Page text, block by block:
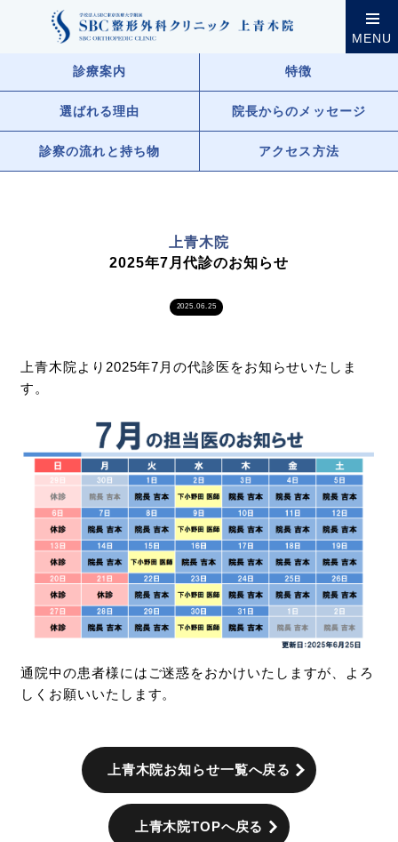
MENU
クリニック案内 上青木院からのお知らせ
診療案内 特徴
選ばれる理由 院長からのメッセージ
診察の流れと持ち物 アクセス方法
上青木院
2025年7月代診のお知らせ
2025.06.25
上青木院より2025年7月の代診医をお知らせいたしま
す。
通院中の患者様にはご迷惑をおかけいたしますが、よろ
しくお願いいたします。
上青木院お知らせ一覧へ戻る
上青木院TOPへ戻る